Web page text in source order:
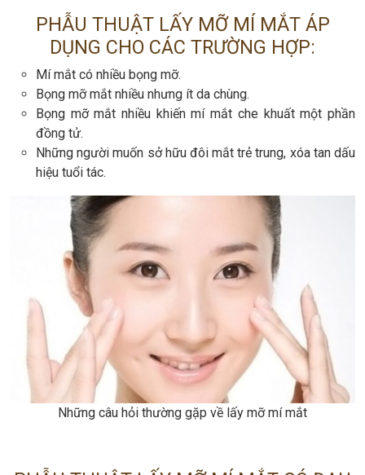
PHẪU THUẬT LẤY MỠ MÍ MẮT ÁP
DỤNG CHO CÁC TRƯỜNG HỢP:
Mí mắt có nhiều bọng mỡ.
Bọng mỡ mắt nhiều nhưng ít da chùng.
Bọng mỡ mắt nhiều khiến mí mắt che khuất một phần
đồng tử.
Những người muốn sở hữu đôi mắt trẻ trung, xóa tan dấu
hiệu tuổi tác.
Những câu hỏi thường gặp về lấy mỡ mí mắt